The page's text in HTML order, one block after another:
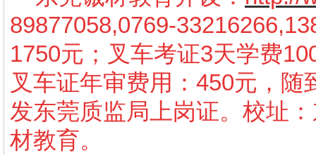
89877058,0769-
1750元；叉车考证3天学费
叉车证年审费用：450元，
发东莞质监局上岗证。校址
材教育。